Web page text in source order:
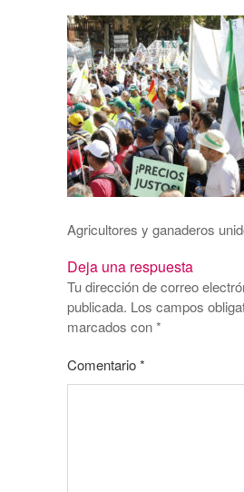
Agricultores y ganaderos
Deja una respuesta
Tu dirección de correo
publicada. Los campos
marcados con*
Comentario*